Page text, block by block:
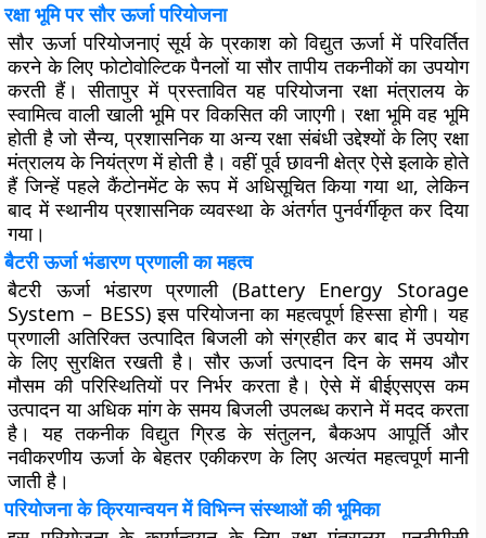
रक्षा भूमि पर सौर ऊर्जा परियोजना
सौर ऊर्जा परियोजनाएं सूर्य के प्रकाश को विद्युत ऊर्जा में परिवर्तित
करने के लिए फोटोवोल्टिक पैनलों या सौर तापीय तकनीकों का उपयोग
करती हैं। सीतापुर में प्रस्तावित यह परियोजना रक्षा मंत्रालय के
स्वामित्व वाली खाली भूमि पर विकसित की जाएगी। रक्षा भूमि वह भूमि
होती है जो सैन्य, प्रशासनिक या अन्य रक्षा संबंधी उद्देश्यों के लिए रक्षा
मंत्रालय के नियंत्रण में होती है। वहीं पूर्व छावनी क्षेत्र ऐसे इलाके होते
हैं जिन्हें पहले कैंटोनमेंट के रूप में अधिसूचित किया गया था, लेकिन
बाद में स्थानीय प्रशासनिक व्यवस्था के अंतर्गत पुनर्वर्गीकृत कर दिया
गया।
बैटरी ऊर्जा भंडारण प्रणाली का महत्व
बैटरी ऊर्जा भंडारण प्रणाली (Battery Energy Storage
System – BESS) इस परियोजना का महत्वपूर्ण हिस्सा होगी। यह
प्रणाली अतिरिक्त उत्पादित बिजली को संग्रहीत कर बाद में उपयोग
के लिए सुरक्षित रखती है। सौर ऊर्जा उत्पादन दिन के समय और
मौसम की परिस्थितियों पर निर्भर करता है। ऐसे में बीईएसएस कम
उत्पादन या अधिक मांग के समय बिजली उपलब्ध कराने में मदद करता
है। यह तकनीक विद्युत ग्रिड के संतुलन, बैकअप आपूर्ति और
नवीकरणीय ऊर्जा के बेहतर एकीकरण के लिए अत्यंत महत्वपूर्ण मानी
जाती है।
परियोजना के क्रियान्वयन में विभिन्न संस्थाओं की भूमिका